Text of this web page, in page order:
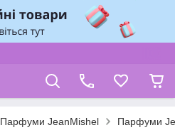
Парфуми JeanMishel Парфуми